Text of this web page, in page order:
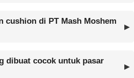
cushion di PT Mash Moshem
dibuat cocok untuk pasar